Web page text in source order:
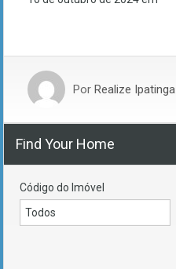
Por Realize Ipatinga
Find Your Home
Código do Imóvel